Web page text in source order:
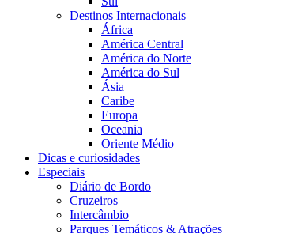
Destinos Internacionais
África
América Central
América do Norte
América do Sul
Ásia
Caribe
Europa
Oceania
Oriente Médio
Dicas e curiosidades
Especiais
Diário de Bordo
Cruzeiros
Intercâmbio
Parques Temáticos & Atrações